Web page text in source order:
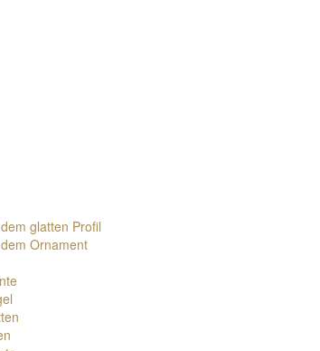
glatten Profil
Ornament